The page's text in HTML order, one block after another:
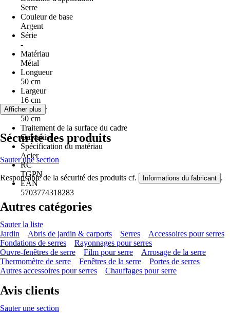
Serre
Couleur de base
Argent
Série
-
Matériau
Métal
Longueur
50 cm
Largeur
16 cm
Hauteur
50 cm
Traitement de la surface du cadre
Galvanisé
Spécification du matériau
Acier
RC
TGPN
EAN
5703774318283
Afficher plus
Sécurité des produits
Sauter une section
Responsable de la sécurité des produits cf. Informations du fabricant .
Autres catégories
Sauter la liste
Jardin
Abris de jardin & carports Serres
Accessoires pour serres
Fondations de serres
Rayonnages pour serres
Ouvre-fenêtres de serre
Film pour serre
Arrosage de la serre
Thermomètre de serre
Fenêtres de la serre
Portes de serres
Autres accessoires pour serres
Chauffages pour serre
Avis clients
Sauter une section